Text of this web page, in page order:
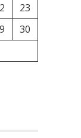
23
30